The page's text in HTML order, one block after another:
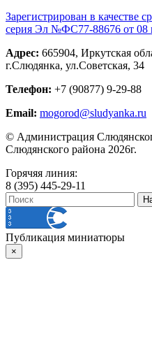
Зарегистрирован в качестве
серия Эл №ФС77-88676 от 08
Адрес: 665904, Иркутская
г.Слюдянка, ул.Советская, 34
Телефон: +7 (90877) 9-29-88
Email: mogorod@sludyanka.ru
© Администрация
Слюдянского района 2026г.
Горячяя линия:
8 (395) 445-29-11
Публикация миниатюры
×